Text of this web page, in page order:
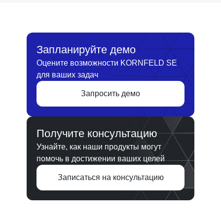
Запланируйте демо
Оцените возможности KORNFELD SE
для ваших задач
Запросить демо
Получите консультацию
Узнайте, как наши продукты могут
помочь в достижении ваших целей
Записаться на консультацию